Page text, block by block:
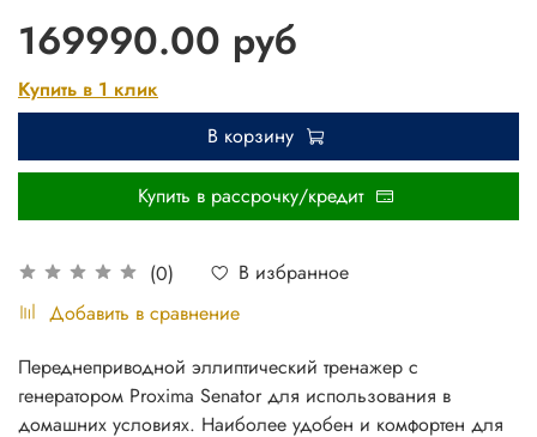
(0)
В избранное
Добавить в сравнение
169990.00 руб
Купить в 1 клик
В корзину
Купить в рассрочку/кредит
Переднеприводной эллиптический тренажер с
генератором Proxima Senator для использования в
домашних условиях. Наиболее удобен и комфортен для